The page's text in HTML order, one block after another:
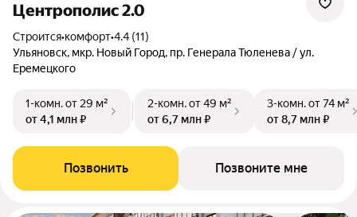
Центрополис 2.0
Строится•комфорт•4.4 (11)
Ульяновск, мкр. Новый Город, пр. Генерала Тюленева / ул.
Еремецкого
1-комн.от 29 м²
от 4,1 млн ₽
2-комн.от 49 м²
от 6,7 млн ₽
3-комн.от 74 м²
от 8,7 млн ₽
Позвонить Позвоните мне